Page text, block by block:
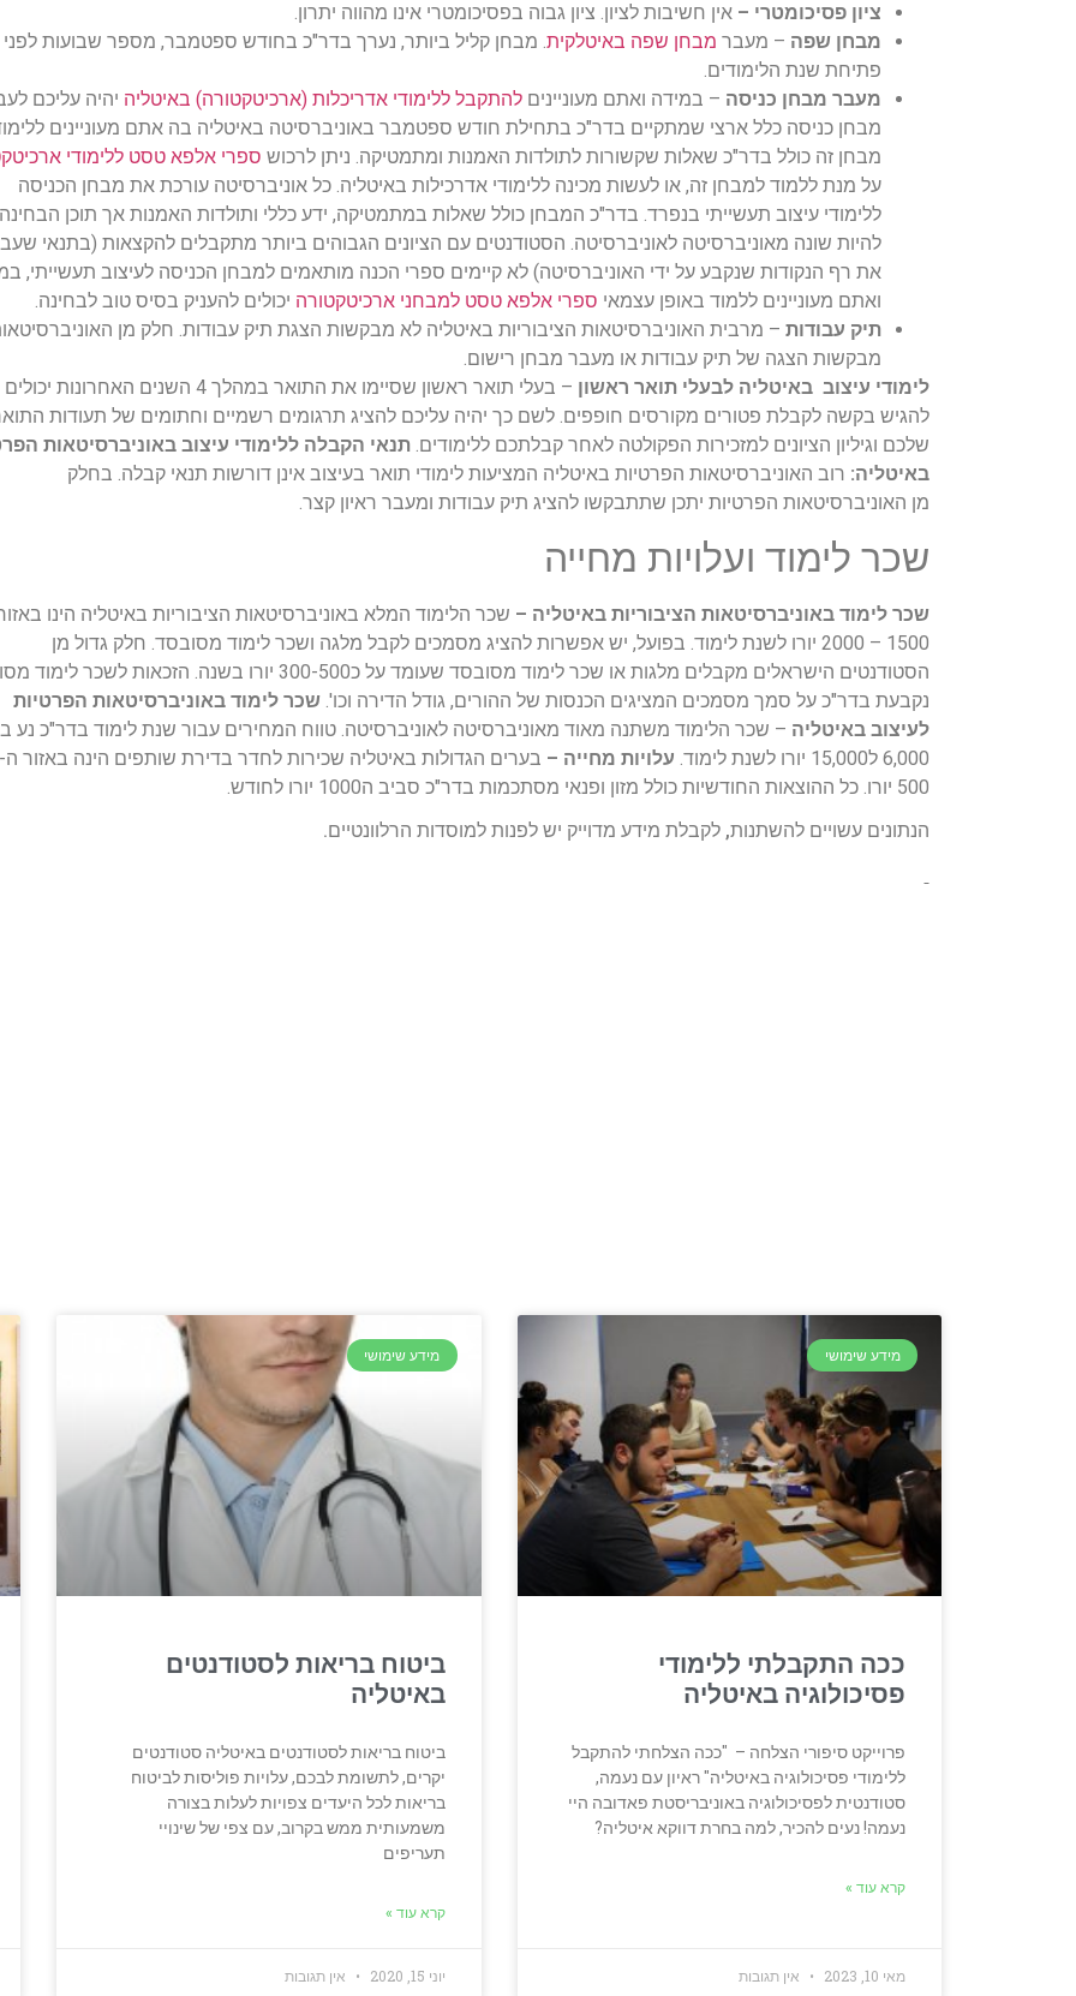
ציון פסיכומטרי – אין חשיבות לציון. ציון גבוה בפסיכומטרי אינו מהווה יתרון.
מבחן שפה – מעבר מבחן שפה באיטלקית. מבחן קליל ביותר, נערך בדר"כ בחודש ספטמבר, מספר שבועות לפני
פתיחת שנת הלימודים.
מעבר מבחן כניסה – במידה ואתם מעונייניםלהתקבל ללימודי אדריכלות (ארכיטקטורה) באיטליה יהיה עליכם
מבחן כניסה כלל ארצי שמתקיים בדר"כ בתחילת חודש ספטמבר באוניברסיטה באיטליה בה אתם מעוניינים
מבחן זה כולל בדר"כ שאלות שקשורות לתולדות האמנות ומתמטיקה. ניתן לרכוש ספרי אלפא טסט ללימודי
על מנת ללמוד למבחן זה, או לעשות מכינה ללימודי אדרכילות באיטליה. כל אוניברסיטה עורכת את מבחן הכניסה
ללימודי עיצוב תעשייתי בנפרד. בדר"כ המבחן כולל שאלות במתמטיקה, ידע כללי ותולדות האמנות אך תוכן הבחינה
להיות שונה מאוניברסיטה לאוניברסיטה. הסטודנטים עם הציונים הגבוהים ביותר מתקבלים להקצאות (בתנאי
את רף הנקודות שנקבע על ידי האוניברסיטה) לא קיימים ספרי הכנה מותאמים למבחן הכניסה לעיצוב תעשייתי,
ואתם מעוניינים ללמוד באופן עצמאי ספרי אלפא טסט למבחני ארכיטקטורה יכולים להעניק בסיס טוב לבחינה.
תיק עבודות – מרבית האוניברסיטאות הציבוריות באיטליה לא מבקשות הצגת תיק עבודות. חלק מן
מבקשות הצגה של תיק עבודות או מעבר מבחן רישום.
לימודי עיצוב באיטליה לבעלי תואר ראשון
– בעלי תואר ראשון שסיימו את התואר במהלך 4 השנים האחרונות יכולים
להגיש בקשה לקבלת פטורים מקורסים חופפים. לשם כך יהיה עליכם להציג תרגומים רשמיים וחתומים של תעודות
שלכם וגיליון הציונים למזכירות הפקולטה לאחר קבלתכם ללימודים.תנאי הקבלה ללימודי עיצוב באוניברסיטאות
באיטליה: רוב האוניברסיטאות הפרטיות באיטליה המציעות לימודי תואר בעיצוב אינן דורשות תנאי קבלה. בחלק
מן האוניברסיטאות הפרטיות יתכן שתתבקשו להציג תיק עבודות ומעבר ראיון קצר.
שכר לימוד ועלויות מחייה
שכר לימוד באוניברסיטאות הציבוריות באיטליה – שכר הלימוד המלא באוניברסיטאות הציבוריות באיטליה הינו
1500 – 2000 יורו לשנת לימוד. בפועל, יש אפשרות להציג מסמכים לקבל מלגה ושכר לימוד מסובסד. חלק גדול מן
הסטודנטים הישראלים מקבלים מלגות או שכר לימוד מסובסד שעומד על כ300-500 יורו בשנה. הזכאות
נקבעת בדר"כ על סמך מסמכים המציגים הכנסות של ההורים, גודל הדירה וכו'.שכר לימוד באוניברסיטאות הפרטיות
לעיצוב באיטליה – שכר הלימוד משתנה מאוד מאוניברסיטה לאוניברסיטה. טווח המחירים עבור שנת לימוד בדר"כ נע
6,000 ל15,000 יורו לשנת לימוד.
עלויות מחייה –
500 יורו. כל ההוצאות החודשיות כולל מזון ופנאי מסתכמות בדר"כ סביב ה1000 יורו לחודש.
הנתונים עשויים להשתנות, לקבלת מידע מדוייק יש לפנות למוסדות הרלוונטיים.
מידע שימושי
ככה התקבלתי ללימודי
פסיכולוגיה באיטליה
פרוייקט סיפורי הצלחה – "ככה הצלחתי להתקבל
ללימודי פסיכולוגיה באיטליה" ראיון עם נעמה,
סטודנטית לפסיכולוגיה באוניבריסטת פאדובה היי
נעמה! נעים להכיר, למה בחרת דווקא איטליה?
קרא עוד »
מאי 10, 2023 אין תגובות
מידע שימושי
ביטוח בריאות לסטודנטים
באיטליה
ביטוח בריאות לסטודנטים באיטליה סטודנטים
יקרים, לתשומת לבכם, עלויות פוליסות לביטוח
בריאות לכל היעדים צפויות לעלות בצורה
משמעותית ממש בקרוב, עם צפי של שינויי
תעריפים
קרא עוד »
יוני 15, 2020 אין תגובות